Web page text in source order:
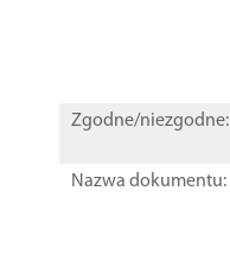
Zgodne/niezgodne:
Nazwa dokumentu: